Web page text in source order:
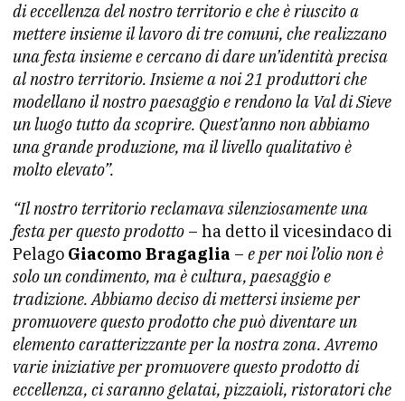
di eccellenza del nostro territorio e che è riuscito a
mettere insieme il lavoro di tre comuni, che realizzano
una festa insieme e cercano di dare un’identità precisa
al nostro territorio. Insieme a noi 21 produttori che
modellano il nostro paesaggio e rendono la Val di Sieve
un luogo tutto da scoprire. Quest’anno non abbiamo
una grande produzione, ma il livello qualitativo è
molto elevato”.
“Il nostro territorio reclamava silenziosamente una
festa per questo prodotto – ha detto il vicesindaco di
Pelago Giacomo Bragaglia – e per noi l’olio non è
solo un condimento, ma è cultura, paesaggio e
tradizione. Abbiamo deciso di mettersi insieme per
promuovere questo prodotto che può diventare un
elemento caratterizzante per la nostra zona. Avremo
varie iniziative per promuovere questo prodotto di
eccellenza, ci saranno gelatai, pizzaioli, ristoratori che